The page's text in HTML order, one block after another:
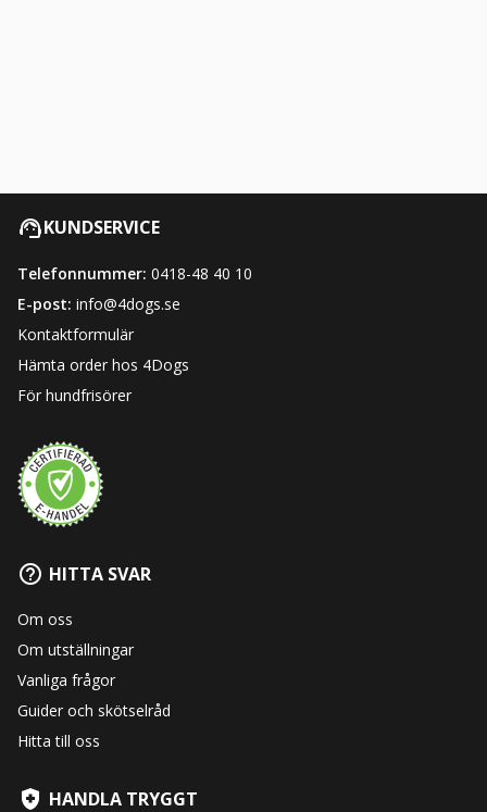
KUNDSERVICE
Telefonnummer: 0418-48 40 10
E-post: info@4dogs.se
Kontaktformulär
Hämta order hos 4Dogs
För hundfrisörer
HITTA SVAR
Om oss
Om utställningar
Vanliga frågor
Guider och skötselråd
Hitta till oss
HANDLA TRYGGT